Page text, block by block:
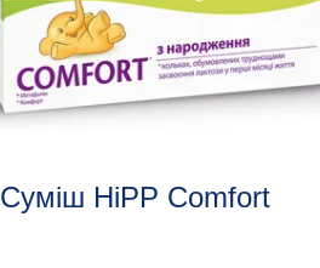
Суміш HiPP Comfort